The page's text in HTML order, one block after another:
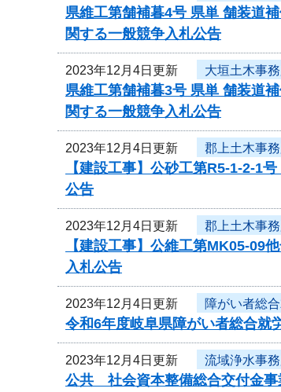
県維工第舗補暮4号 県単 舗装道
関する一般競争入札公告
2023年12月4日更新 大垣土木事
県維工第舗補暮3号 県単 舗装道
関する一般競争入札公告
2023年12月4日更新 郡上土木事
【建設工事】公砂工第R5-1-2-1
公告
2023年12月4日更新 郡上土木事
【建設工事】公維工第MK05-09
入札公告
2023年12月4日更新 障がい者総
令和6年度岐阜県障がい者総合就
2023年12月4日更新 流域浄水事
公共 社会資本整備総合交付金事